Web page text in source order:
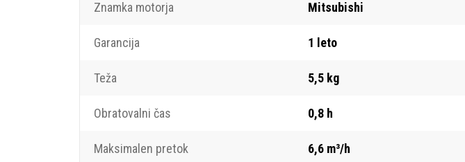
Znamka motorja Mitsubishi
Garancija 1 leto
Teža 5,5 kg
Obratovalni čas 0,8 h
Maksimalen pretok 6,6 m³/h